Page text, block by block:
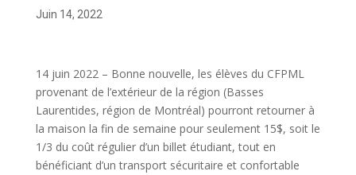
Juin 14, 2022
14 juin 2022 – Bonne nouvelle, les élèves du CFPML
provenant de l’extérieur de la région (Basses
Laurentides, région de Montréal) pourront retourner à
la maison la fin de semaine pour seulement 15$, soit le
1/3 du coût régulier d’un billet étudiant, tout en
bénéficiant d’un transport sécuritaire et confortable